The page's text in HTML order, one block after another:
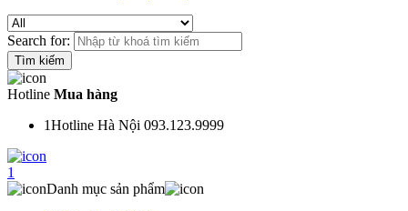
Search for:
Hotline Mua hàng
1Hotline Hà Nội 093.123.9999
1
Danh mục sản phẩm